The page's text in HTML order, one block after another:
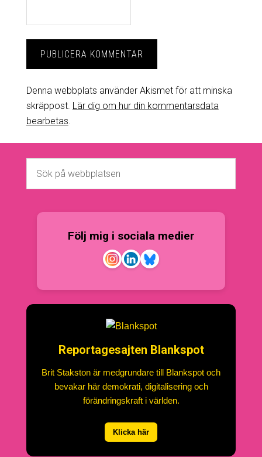
Denna webbplats använder Akismet för att minska
skräppost. Lär dig om hur din kommentarsdata
bearbetas
Följ mig i sociala medier
Reportagesajten Blankspot
Brit Stakston är medgrundare till Blankspot och
bevakar här demokrati, digitalisering och
förändringskraft i världen.
Klicka här